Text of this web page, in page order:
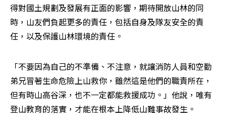
得對國土規劃及發展有正面的影響，期待開放山林的同
時，山友們負起更多的責任，包括自身及隊友安全的責
任，以及保護山林環境的責任。
「不要因為自己的不準備、不注意，就讓消防人員和空勤
弟兄冒著生命危險上山救你，雖然這是他們的職責所在，
但有時山高谷深，也不一定都能救援成功。」他說，唯有
登山教育的落實，才能在根本上降低山難事故發生。